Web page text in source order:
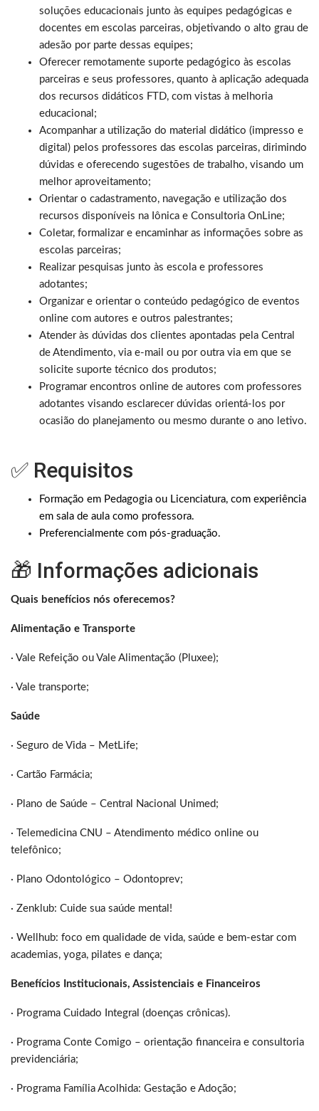
soluções educacionais junto às equipes pedagógicas e
docentes em escolas parceiras, objetivando o alto grau de
adesão por parte dessas equipes;
Oferecer remotamente suporte pedagógico às escolas
parceiras e seus professores, quanto à aplicação adequada
dos recursos didáticos FTD, com vistas à melhoria
educacional;
Acompanhar a utilização do material didático (impresso e
digital) pelos professores das escolas parceiras, dirimindo
dúvidas e oferecendo sugestões de trabalho, visando um
melhor aproveitamento;
Orientar o cadastramento, navegação e utilização dos
recursos disponíveis na Iônica e Consultoria OnLine;
Coletar, formalizar e encaminhar as informações sobre as
escolas parceiras;
Realizar pesquisas junto às escola e professores
adotantes;
Organizar e orientar o conteúdo pedagógico de eventos
online com autores e outros palestrantes;
Atender às dúvidas dos clientes apontadas pela Central
de Atendimento, via e-mail ou por outra via em que se
solicite suporte técnico dos produtos;
Programar encontros online de autores com professores
adotantes visando esclarecer dúvidas orientá-los por
ocasião do planejamento ou mesmo durante o ano letivo.
✅ Requisitos
Formação em Pedagogia ou Licenciatura, com experiência
em sala de aula como professora.
Preferencialmente com pós-graduação.
🎁 Informações adicionais
Quais benefícios nós oferecemos?
Alimentação e Transporte
· Vale Refeição ou Vale Alimentação (Pluxee);
· Vale transporte;
Saúde
· Seguro de Vida – MetLife;
· Cartão Farmácia;
· Plano de Saúde – Central Nacional Unimed;
· Telemedicina CNU – Atendimento médico online ou
telefônico;
· Plano Odontológico – Odontoprev;
· Zenklub: Cuide sua saúde mental!
· Wellhub: foco em qualidade de vida, saúde e bem-estar com
academias, yoga, pilates e dança;
Benefícios Institucionais, Assistenciais e Financeiros
· Programa Cuidado Integral (doenças crônicas).
· Programa Conte Comigo – orientação financeira e consultoria
previdenciária;
· Programa Família Acolhida: Gestação e Adoção;